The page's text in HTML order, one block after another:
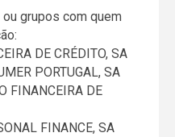
grupos com quem
DE CRÉDITO, SA
PORTUGAL, SA
FINANCEIRA DE
FINANCE, SA